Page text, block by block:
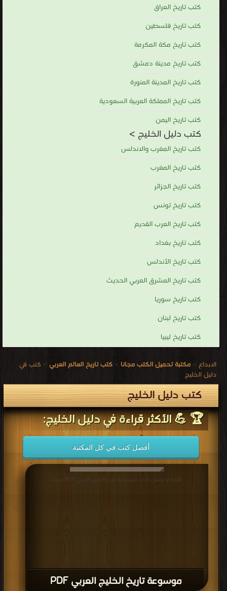
كتب تاريخ العراق
كتب تاريخ فلسطين
كتب تاريخ مكة المكرمة
كتب تاريخ مدينة دمشق
كتب تاريخ المدينة المنورة
كتب تاريخ المملكة العربية السعودية
كتب تاريخ اليمن
كتب دليل الخليج >
كتب تاريخ المغرب والاندلس
كتب تاريخ المغرب
كتب تاريخ الجزائر
كتب تاريخ تونس
كتب تاريخ العرب القديم
كتب تاريخ بغداد
كتب تاريخ الأندلس
كتب تاريخ المشرق العربي الحديث
كتب تاريخ سوريا
كتب تاريخ لبنان
كتب تاريخ ليبيا
الابداع > مكتبة تحميل الكتب مجانا > كتب تاريخ العالم العربي > كتب في
دليل الخليج
كتب دليل الخليج
🏆 💪 الأكثر قراءة في دليل الخليج:
أفضل كتب في كل المكتبة
موسوعة تاريخ الخليج العربي PDF
قراءة و تحميل كتاب موسوعة تاريخ الخليج العربي PDF مجانا